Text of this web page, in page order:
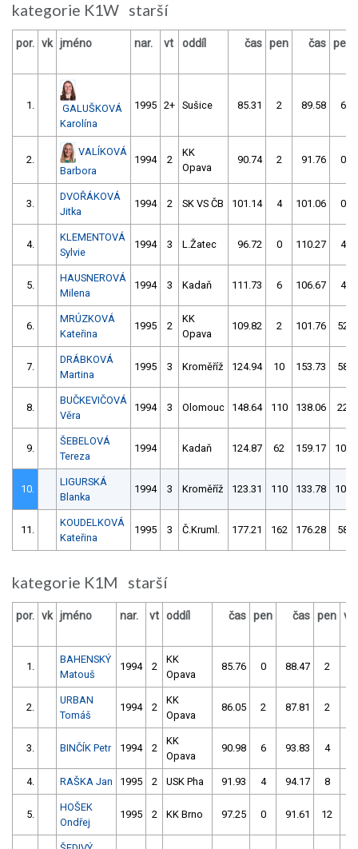
kategorie K1W starší
por. vk jméno nar. vt oddíl čas pen čas pen
1.
GALUŠKOVÁ
Karolína
1995 2+ Sušice 85.31 2 89.58 6
2.
VALÍKOVÁ
Barbora
1994 2
KK
Opava
90.74 2 91.76 0
3.
DVOŘÁKOVÁ
Jitka
1994 2 SK VS ČB 101.14 4 101.06 0
4.
KLEMENTOVÁ
Sylvie
1994 3 L.Žatec 96.72 0 110.27 4
5.
HAUSNEROVÁ
Milena
1994 3 Kadaň 111.73 6 106.67 4
6.
MRÚZKOVÁ
Kateřina
1995 2
KK
Opava
109.82 2 101.76 52
7.
DRÁBKOVÁ
Martina
1995 3 Kroměříž 124.94 10 153.73 58
8.
BUČKEVIČOVÁ
Věra
1994 3 Olomouc 148.64 110 138.06 22
9.
ŠEBELOVÁ
Tereza
1994 Kadaň 124.87 62 159.17 108
10.
LIGURSKÁ
Blanka
1994 3 Kroměříž 123.31 110 133.78 108
11.
KOUDELKOVÁ
Kateřina
1995 3 Č.Kruml. 177.21 162 176.28 58
kategorie K1M starší
por. vk jméno nar. vt oddíl čas pen čas pen
1.
BAHENSKÝ
Matouš
1994 2
KK
Opava
85.76 0 88.47 2
2.
URBAN
Tomáš
1994 2
KK
Opava
86.05 2 87.81 2
3. BINČÍK Petr 1994 2
KK
Opava
90.98 6 93.83 4
4. RAŠKA Jan 1995 2 USK Pha 91.93 4 94.17 8
5.
HOŠEK
Ondřej
1995 2 KK Brno 97.25 0 91.61 12